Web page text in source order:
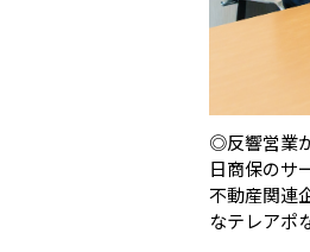
◎反響営業
日商保のサ
不動産関連
なテレアポ